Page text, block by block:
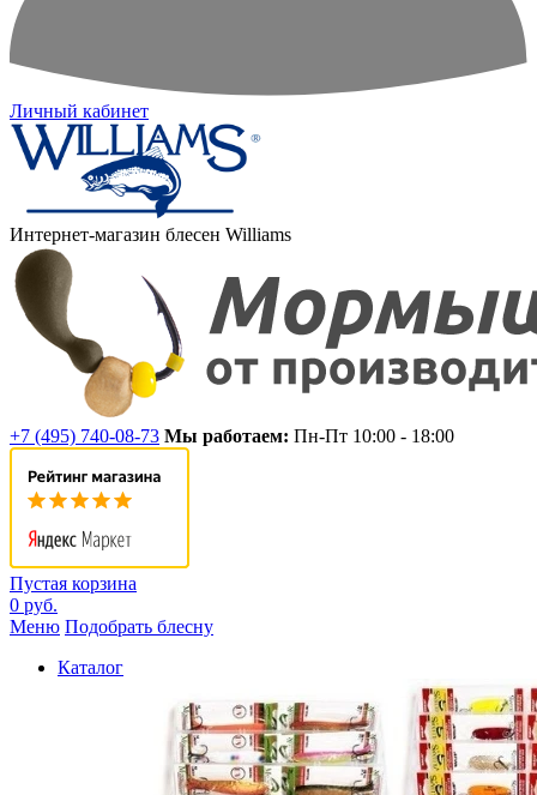
Личный кабинет
Интернет-магазин блесен Williams
+7 (495) 740-08-73 Мы работаем: Пн-Пт 10:00 - 18:00
Пустая корзина
0 руб.
Меню Подобрать блесну
Каталог